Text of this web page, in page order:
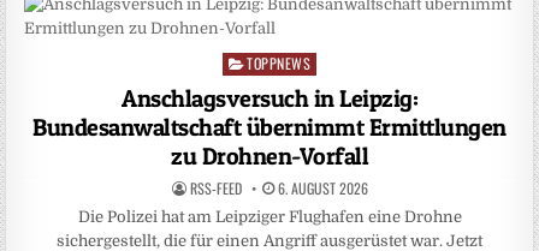
Posted
TOPPNEWS
Anschlagsversuch in Leipzig:
Bundesanwaltschaft übernimmt Ermittlungen
zu Drohnen-Vorfall
RSS-FEED 6. AUGUST 2026
Die Polizei hat am Leipziger Flughafen eine Drohne
sichergestellt, die für einen Angriff ausgerüstet war. Jetzt